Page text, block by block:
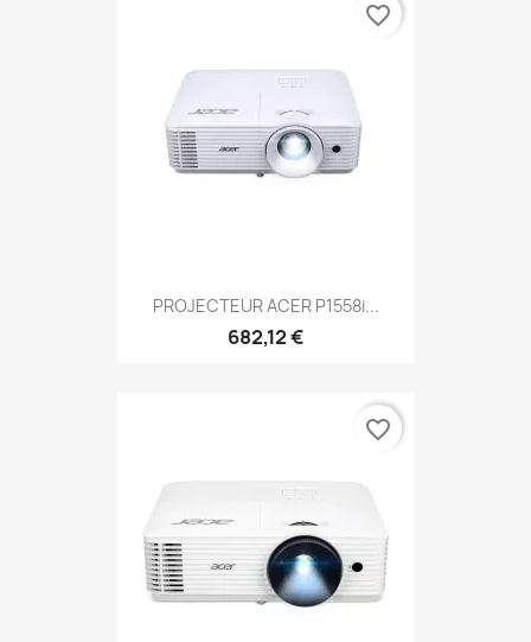
PROJECTEUR ACER P1558i...
682,12 €
favorite_border
favorite_border